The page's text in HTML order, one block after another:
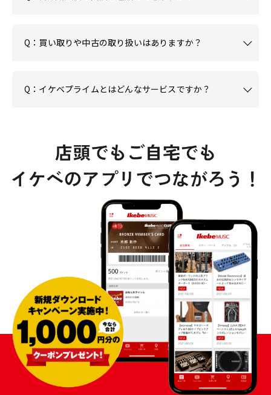
Q：買い取りや中古の取り扱いはありますか？
Q：イケベプライムとはどんなサービスですか？